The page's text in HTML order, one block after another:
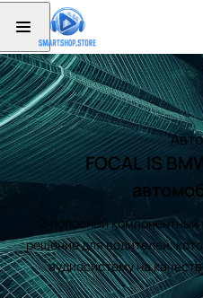
FOCAL IS
2‑полосный
решение для водителей,
аудиосистему на
адаптированное под их